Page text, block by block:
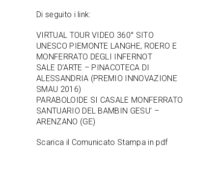
Di seguito i link:
VIRTUAL TOUR VIDEO 360° SITO
UNESCO PIEMONTE LANGHE, ROERO E
MONFERRATO DEGLI INFERNOT
SALE D’ARTE – PINACOTECA DI
ALESSANDRIA (PREMIO INNOVAZIONE
SMAU 2016)
PARABOLOIDE SI CASALE MONFERRATO
SANTUARIO DEL BAMBIN GESU’ –
ARENZANO (GE)
Scarica il Comunicato Stampa in pdf